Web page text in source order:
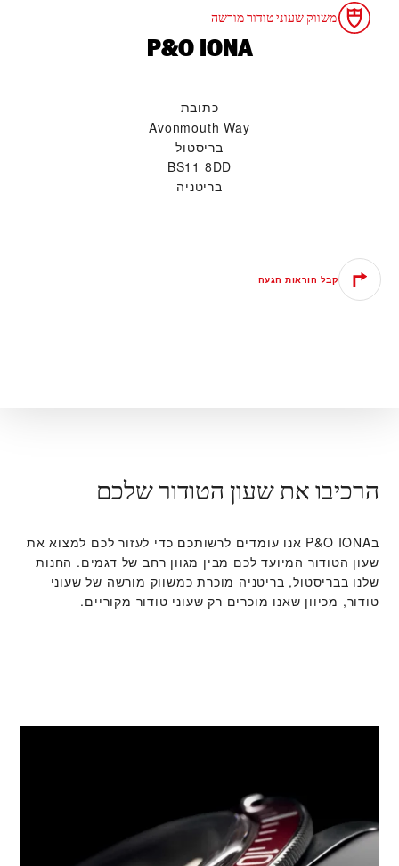
משווק שעוני טודור מורשה
‭P&O IONA‬
כתובת
Avonmouth Way
בריסטול
BS11 8DD
בריטניה
קבל הוראות הגעה
הרכיבו את שעון הטודור שלכם
ב‭P&O IONA‬ אנו עומדים לרשותכם כדי לעזור לכם למצוא את
שעון הטודור המיועד לכם מבין מגוון רחב של דגמים. החנות
שלנו בבריסטול, בריטניה מוכרת כמשווק מורשה של שעוני
טודור, מכיוון שאנו מוכרים רק שעוני טודור מקוריים.